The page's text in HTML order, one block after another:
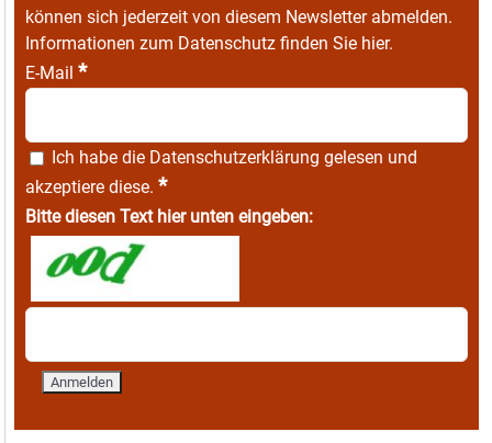
können sich jederzeit von diesem Newsletter abmelden.
Informationen zum Datenschutz finden Sie hier.
E-Mail *
Ich habe die Datenschutzerklärung gelesen und
akzeptiere diese. *
Bitte diesen Text hier unten eingeben: